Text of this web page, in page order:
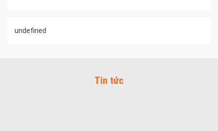
undefined
Tin tức